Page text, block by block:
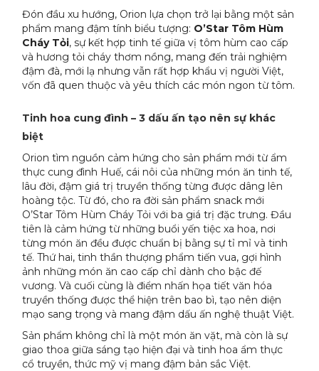
Đón đầu xu hướng, Orion lựa chọn trở lại bằng một sản
phẩm mang đậm tính biểu tượng: O’Star Tôm Hùm
Cháy Tỏi, sự kết hợp tinh tế giữa vị tôm hùm cao cấp
và hương tỏi cháy thơm nồng, mang đến trải nghiệm
đậm đà, mới lạ nhưng vẫn rất hợp khẩu vị người Việt,
vốn đã quen thuộc và yêu thích các món ngon từ tôm.
Tinh hoa cung đình – 3 dấu ấn tạo nên sự khác
biệt
Orion tìm nguồn cảm hứng cho sản phẩm mới từ ẩm
thực cung đình Huế, cái nôi của những món ăn tinh tế,
lâu đời, đậm giá trị truyền thống từng được dâng lên
hoàng tộc. Từ đó, cho ra đời sản phẩm snack mới
O’Star Tôm Hùm Cháy Tỏi với ba giá trị đặc trưng. Đầu
tiên là cảm hứng từ những buổi yến tiệc xa hoa, nơi
từng món ăn đều được chuẩn bị bằng sự tỉ mỉ và tinh
tế. Thứ hai, tinh thần thượng phẩm tiến vua, gợi hình
ảnh những món ăn cao cấp chỉ dành cho bậc đế
vương. Và cuối cùng là điểm nhấn họa tiết văn hóa
truyền thống được thể hiện trên bao bì, tạo nên diện
mạo sang trọng và mang đậm dấu ấn nghệ thuật Việt.
Sản phẩm không chỉ là một món ăn vặt, mà còn là sự
giao thoa giữa sáng tạo hiện đại và tinh hoa ẩm thực
cổ truyền, thức mỹ vị mang đậm bản sắc Việt.